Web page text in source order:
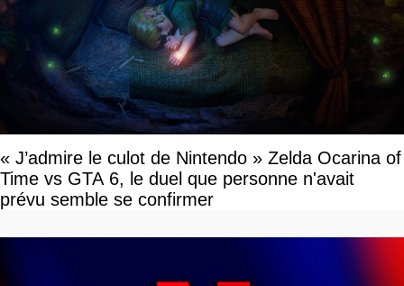
« J’admire le culot de Nintendo » Zelda Ocarina of
Time vs GTA 6, le duel que personne n'avait
prévu semble se confirmer